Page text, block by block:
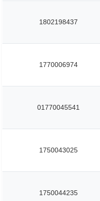
1802198437
1770006974
01770045541
1750043025
1750044235